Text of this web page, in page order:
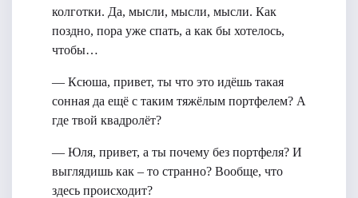
колготки. Да, мысли, мысли, мысли. Как
поздно, пора уже спать, а как бы хотелось,
чтобы…
— Ксюша, привет, ты что это идёшь такая
сонная да ещё с таким тяжёлым портфелем? А
где твой квадролёт?
— Юля, привет, а ты почему без портфеля? И
выглядишь как – то странно? Вообще, что
здесь происходит?